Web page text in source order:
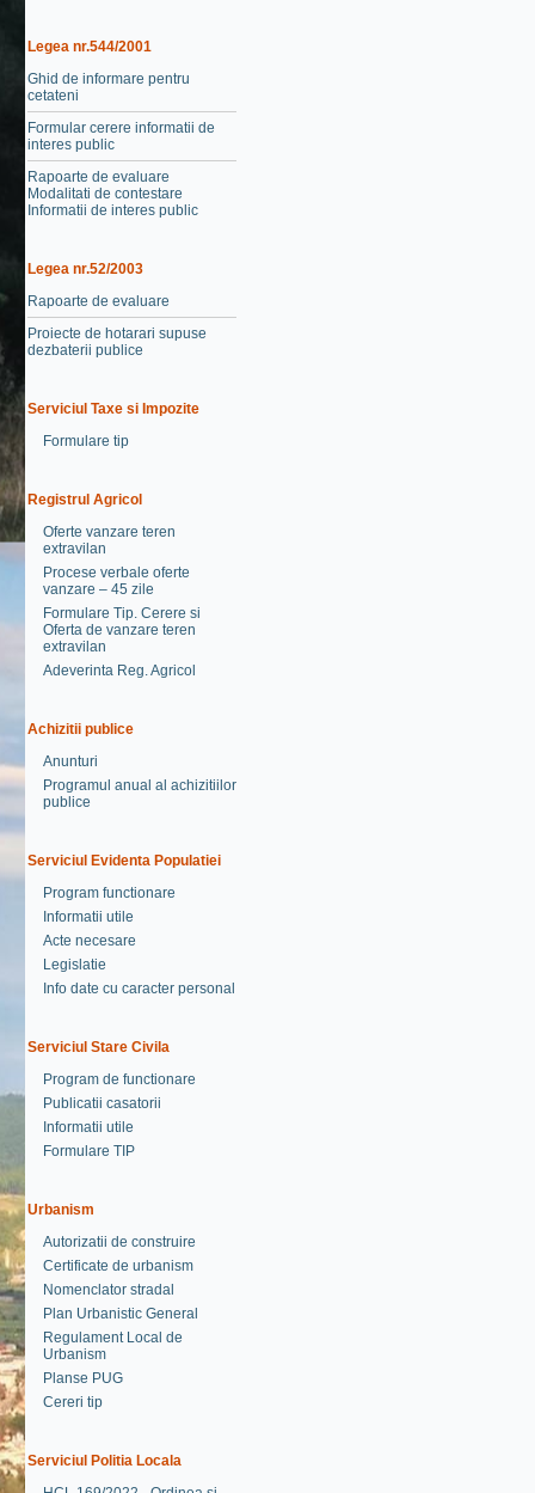
Legea nr.544/2001
Ghid de informare pentru
cetateni
Formular cerere informatii de
interes public
Rapoarte de evaluare
Modalitati de contestare
Informatii de interes public
Legea nr.52/2003
Rapoarte de evaluare
Proiecte de hotarari supuse
dezbaterii publice
Serviciul Taxe si Impozite
Formulare tip
Registrul Agricol
Oferte vanzare teren
extravilan
Procese verbale oferte
vanzare – 45 zile
Formulare Tip. Cerere si
Oferta de vanzare teren
extravilan
Adeverinta Reg. Agricol
Achizitii publice
Anunturi
Programul anual al achizitiilor
publice
Serviciul Evidenta Populatiei
Program functionare
Informatii utile
Acte necesare
Legislatie
Info date cu caracter personal
Serviciul Stare Civila
Program de functionare
Publicatii casatorii
Informatii utile
Formulare TIP
Urbanism
Autorizatii de construire
Certificate de urbanism
Nomenclator stradal
Plan Urbanistic General
Regulament Local de
Urbanism
Planse PUG
Cereri tip
Serviciul Politia Locala